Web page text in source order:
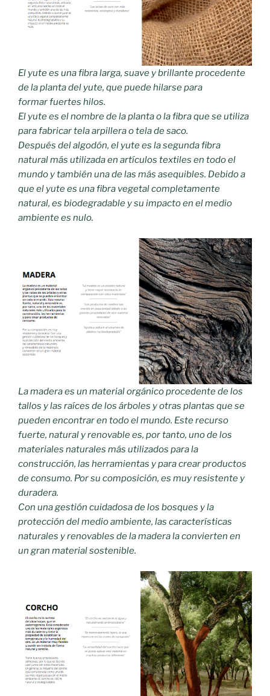
El yute es una fibra larga, suave y brillante procedente
de la planta del yute, que puede hilarse para
formar fuertes hilos.
El yute es el nombre de la planta o la fibra que se utiliza
para fabricar tela arpillera o tela de saco.
Después del algodón, el yute es la segunda fibra
natural más utilizada en artículos textiles en todo el
mundo y también una de las más asequibles. Debido a
que el yute es una fibra vegetal completamente
natural, es biodegradable y su impacto en el medio
ambiente es nulo.
La madera es un material orgánico procedente de los
tallos y las raíces de los árboles y otras plantas que se
pueden encontrar en todo el mundo. Este recurso
fuerte, natural y renovable es, por tanto, uno de los
materiales naturales más utilizados para la
construcción, las herramientas y para crear productos
de consumo. Por su composición, es muy resistente y
duradera.
Con una gestión cuidadosa de los bosques y la
protección del medio ambiente, las características
naturales y renovables de la madera la convierten en
un gran material sostenible.